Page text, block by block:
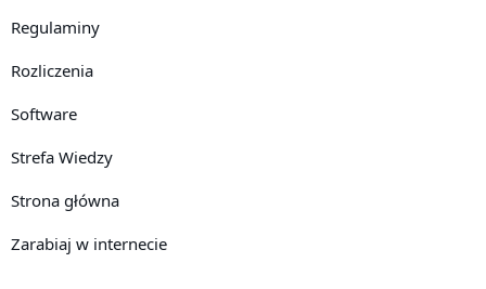
Regulaminy
Rozliczenia
Software
Strefa Wiedzy
Strona główna
Zarabiaj w internecie